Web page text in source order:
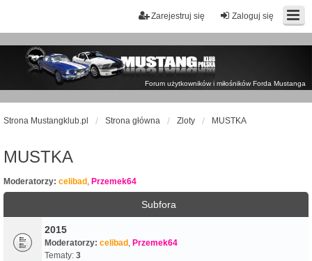
Zaloguj się
Zarejestruj się
Forum użytkowników i miłośników Forda Mustanga
Strona Mustangklub.pl Strona główna Zloty MUSTKA
MUSTKA
Moderatorzy: celibad, Przemek64
Subfora
2015
Moderatorzy: celibad, Przemek64
Tematy: 3